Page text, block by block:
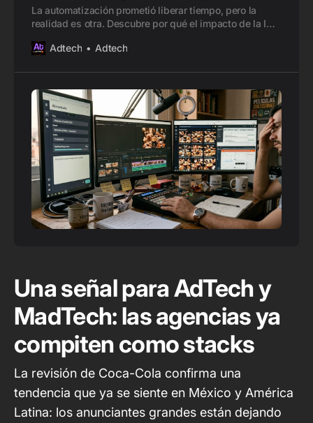
La automatización prometió liberar tiempo, pero la
realidad es otra. Descubre por qué el impacto de la IA
Adtech
Adtech
Una señal para AdTech y
MadTech: las agencias ya
compiten como stacks
La revisión de Coca-Cola confirma una
tendencia que ya se siente en México y América
Latina: los anunciantes grandes están dejando